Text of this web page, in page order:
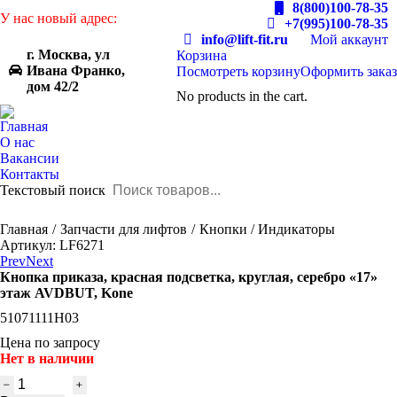
У нас новый адрес:
г. Москва, ул
Ивана Франко,
дом 42/2
8(800)100-78-35
+7(995)100-78-35
info@lift-fit.ru
Мой аккаунт
Корзина
Посмотреть корзинуОформить заказ
No products in the cart.
Главная
О нас
Вакансии
Контакты
Текстовый поиск
You are here:
Главная Запчасти для лифтов
Кнопки / Индикаторы
Артикул: LF6271
PrevNext
Кнопка приказа, красная подсветка, круглая, серебро «17»
этаж AVDBUT, Kone
51071111H03
Цена по запросу
Нет в наличии
Количество